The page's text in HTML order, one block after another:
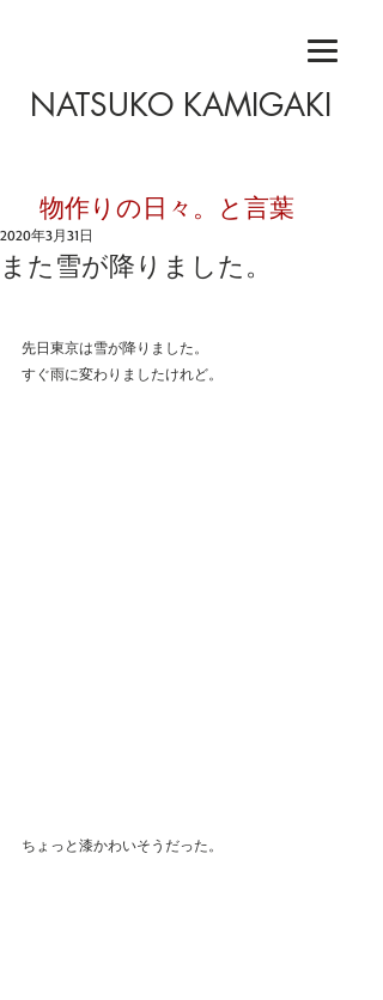
NATSUKO KAMIGAKI
​物作りの日々。と言葉
また雪が降りました。
2020年3月31日
先日東京は雪が降りました。
すぐ雨に変わりましたけれど。
ちょっと漆かわいそうだった。